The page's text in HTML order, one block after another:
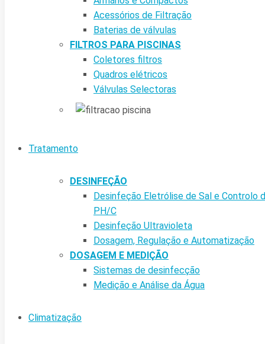
Acessórios de Filtração
Baterias de válvulas
FILTROS PARA PISCINAS
Coletores filtros
Quadros elétricos
Válvulas Selectoras
Tratamento
DESINFEÇÃO
Desinfeção Eletrólise de Sal e Controlo
PH/C
Desinfeção Ultravioleta
Dosagem, Regulação e Automatização
DOSAGEM E MEDIÇÃO
Sistemas de desinfecção
Medição e Análise da Água
Climatização